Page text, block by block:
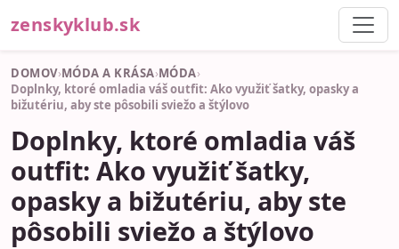
zenskyklub.sk
DOMOV›MÓDA A KRÁSA›MÓDA›
Doplnky, ktoré omladia váš outfit: Ako využiť šatky, opasky a
bižutériu, aby ste pôsobili sviežo a štýlovo
Doplnky, ktoré omladia váš
outfit: Ako využiť šatky,
opasky a bižutériu, aby ste
pôsobili sviežo a štýlovo